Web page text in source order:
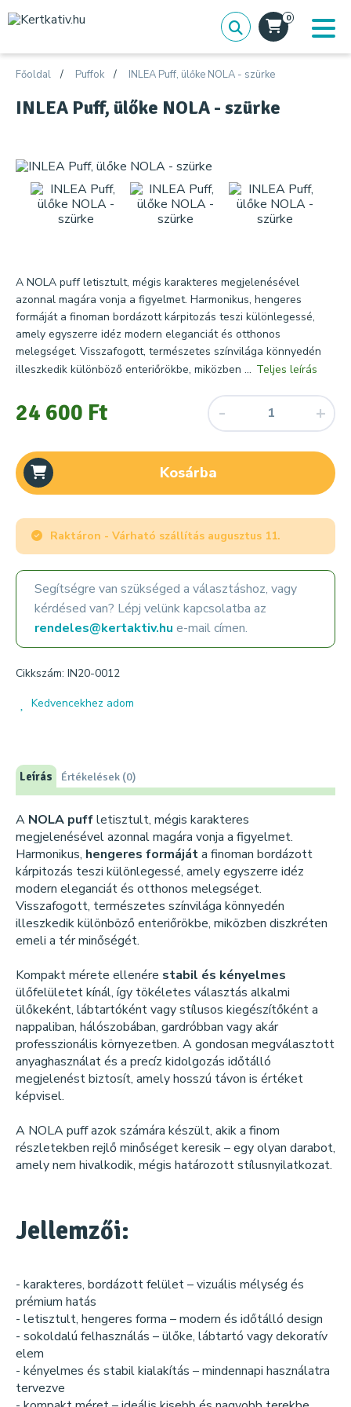
0
Főoldal Puffok INLEA Puff, ülőke NOLA - szürke
INLEA Puff, ülőke NOLA - szürke
A NOLA puff letisztult, mégis karakteres megjelenésével
azonnal magára vonja a figyelmet. Harmonikus, hengeres
formáját a finoman bordázott kárpitozás teszi különlegessé,
amely egyszerre idéz modern eleganciát és otthonos
melegséget. Visszafogott, természetes színvilága könnyedén
illeszkedik különböző enteriőrökbe, miközben ... Teljes leírás
24 600 Ft
Kosárba
Raktáron - Várható szállítás augusztus 11.
Segítségre van szükséged a választáshoz, vagy
kérdésed van? Lépj velünk kapcsolatba az
rendeles@kertaktiv.hu e-mail címen.
Cikkszám: IN20-0012
Kedvencekhez adom
Leírás Értékelések (0)
A NOLA puffletisztult, mégis karakteres
megjelenésével azonnal magára vonja a figyelmet.
Harmonikus, hengeres formájáta finoman bordázott
kárpitozás teszi különlegessé, amely egyszerre idéz
modern eleganciát és otthonos melegséget.
Visszafogott, természetes színvilága könnyedén
illeszkedik különböző enteriőrökbe, miközben diszkréten
emeli a tér minőségét.
Kompakt mérete ellenére stabil és kényelmes
ülőfelületet kínál, így tökéletes választás alkalmi
ülőkeként, lábtartóként vagy stílusos kiegészítőként a
nappaliban, hálószobában, gardróbban vagy akár
professzionális környezetben. A gondosan megválasztott
anyaghasználat és a precíz kidolgozás időtálló
megjelenést biztosít, amely hosszú távon is értéket
képvisel.
A NOLA puff azok számára készült, akik a finom
részletekben rejlő minőséget keresik – egy olyan darabot,
amely nem hivalkodik, mégis határozott stílusnyilatkozat.
Jellemzői:
- karakteres, bordázott felület – vizuális mélység és
prémium hatás
- letisztult, hengeres forma – modern és időtálló design
- sokoldalú felhasználás – ülőke, lábtartó vagy dekoratív
elem
- kényelmes és stabil kialakítás – mindennapi használatra
tervezve